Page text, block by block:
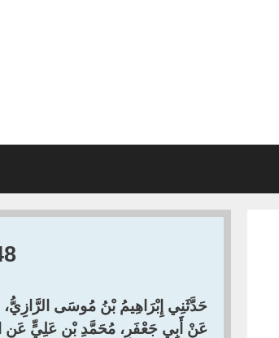
حَدَّثَنِي إِبْرَاهِيمُ بْنُ مُوسَى الرَّازِيُّ،
عَنْ أَبِي جَعْفَرٍ، مُحَمَّدِ بْنِ عَلِيٍّ عَنِ